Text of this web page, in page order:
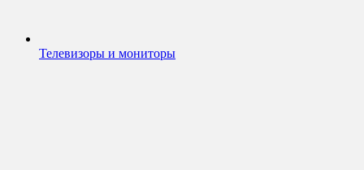
Телевизоры и мониторы